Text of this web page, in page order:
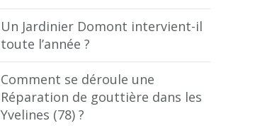
Un Jardinier Domont intervient-il
toute l’année ?
Comment se déroule une
Réparation de gouttière dans les
Yvelines (78) ?